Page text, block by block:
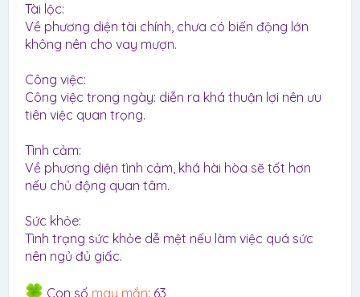
Tài lộc:
Về phương diện tài chính, chưa có biến động lớn
không nên cho vay mượn.
Công việc:
Công việc trong ngày: diễn ra khá thuận lợi nên ưu
tiên việc quan trọng.
Tình cảm:
Về phương diện tình cảm, khá hài hòa sẽ tốt hơn
nếu chủ động quan tâm.
Sức khỏe:
Tình trạng sức khỏe dễ mệt nếu làm việc quá sức
nên ngủ đủ giấc.
Con số may mắn: 63